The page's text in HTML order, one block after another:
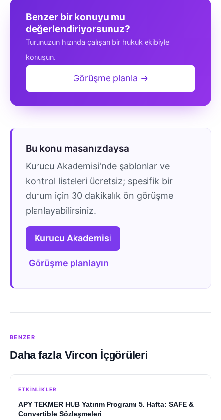
Benzer bir konuyu mu
değerlendiriyorsunuz?
Turunuzun hızında çalışan bir hukuk ekibiyle
konuşun.
Görüşme planla →
Bu konu masanızdaysa
Kurucu Akademisi'nde şablonlar ve
kontrol listeleri ücretsiz; spesifik bir
durum için 30 dakikalık ön görüşme
planlayabilirsiniz.
Kurucu Akademisi
Görüşme planlayın
BENZER
Daha fazla Vircon İçgörüleri
ETKINLIKLER
APY TEKMER HUB Yatırım Programı 5. Hafta: SAFE &
Convertible Sözleşmeleri